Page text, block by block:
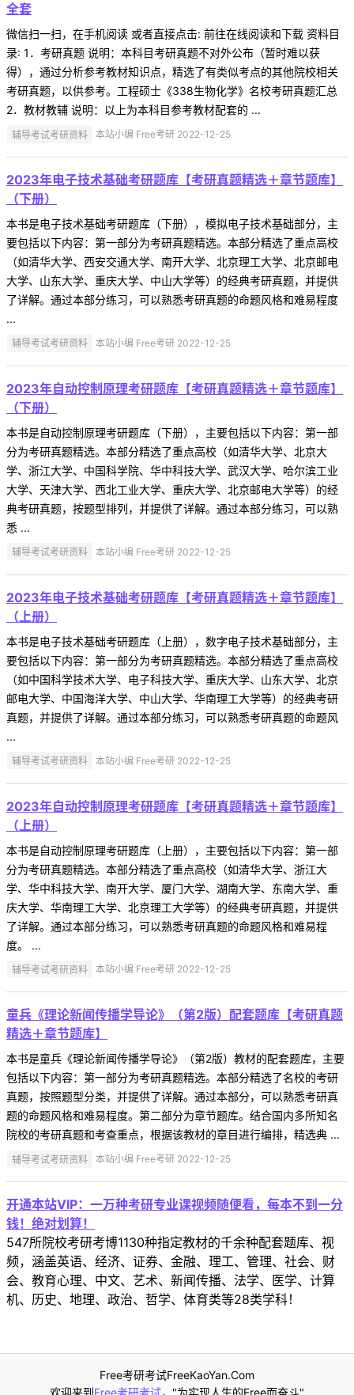
全套
微信扫一扫，在手机阅读 或者直接点击: 前往在线阅读和下载 资料目
录: 1．考研真题 说明：本科目考研真题不对外公布（暂时难以获
得），通过分析参考教材知识点，精选了有类似考点的其他院校相关
考研真题，以供参考。工程硕士《338生物化学》名校考研真题汇总
2．教材教辅 说明：以上为本科目参考教材配套的 ...
辅导考试考研资料 本站小编 Free考研 2022-12-25
2023年电子技术基础考研题库【考研真题精选＋章节题库】
（下册）
本书是电子技术基础考研题库（下册），模拟电子技术基础部分，主
要包括以下内容：第一部分为考研真题精选。本部分精选了重点高校
（如清华大学、西安交通大学、南开大学、北京理工大学、北京邮电
大学、山东大学、重庆大学、中山大学等）的经典考研真题，并提供
了详解。通过本部分练习，可以熟悉考研真题的命题风格和难易程度
...
辅导考试考研资料 本站小编 Free考研 2022-12-25
2023年自动控制原理考研题库【考研真题精选＋章节题库】
（下册）
本书是自动控制原理考研题库（下册），主要包括以下内容：第一部
分为考研真题精选。本部分精选了重点高校（如清华大学、北京大
学、浙江大学、中国科学院、华中科技大学、武汉大学、哈尔滨工业
大学、天津大学、西北工业大学、重庆大学、北京邮电大学等）的经
典考研真题，按题型排列，并提供了详解。通过本部分练习，可以熟
悉 ...
辅导考试考研资料 本站小编 Free考研 2022-12-25
2023年电子技术基础考研题库【考研真题精选＋章节题库】
（上册）
本书是电子技术基础考研题库（上册），数字电子技术基础部分，主
要包括以下内容：第一部分为考研真题精选。本部分精选了重点高校
（如中国科学技术大学、电子科技大学、重庆大学、山东大学、北京
邮电大学、中国海洋大学、中山大学、华南理工大学等）的经典考研
真题，并提供了详解。通过本部分练习，可以熟悉考研真题的命题风
...
辅导考试考研资料 本站小编 Free考研 2022-12-25
2023年自动控制原理考研题库【考研真题精选＋章节题库】
（上册）
本书是自动控制原理考研题库（上册），主要包括以下内容：第一部
分为考研真题精选。本部分精选了重点高校（如清华大学、浙江大
学、华中科技大学、南开大学、厦门大学、湖南大学、东南大学、重
庆大学、华南理工大学、北京理工大学等）的经典考研真题，并提供
了详解。通过本部分练习，可以熟悉考研真题的命题风格和难易程
度。 ...
辅导考试考研资料 本站小编 Free考研 2022-12-25
童兵《理论新闻传播学导论》（第2版）配套题库【考研真题
精选＋章节题库】
本书是童兵《理论新闻传播学导论》（第2版）教材的配套题库，主要
包括以下内容：第一部分为考研真题精选。本部分精选了名校的考研
真题，按照题型分类，并提供了详解。通过本部分，可以熟悉考研真
题的命题风格和难易程度。第二部分为章节题库。结合国内多所知名
院校的考研真题和考查重点，根据该教材的章目进行编排，精选典 ...
辅导考试考研资料 本站小编 Free考研 2022-12-25
开通本站VIP：一万种考研专业课视频随便看，每本不到一分
钱！绝对划算！
547所院校考研考博1130种指定教材的千余种配套题库、视
频，涵盖英语、经济、证券、金融、理工、管理、社会、财
会、教育心理、中文、艺术、新闻传播、法学、医学、计算
机、历史、地理、政治、哲学、体育类等28类学科！
Free考研考试FreeKaoYan.Com